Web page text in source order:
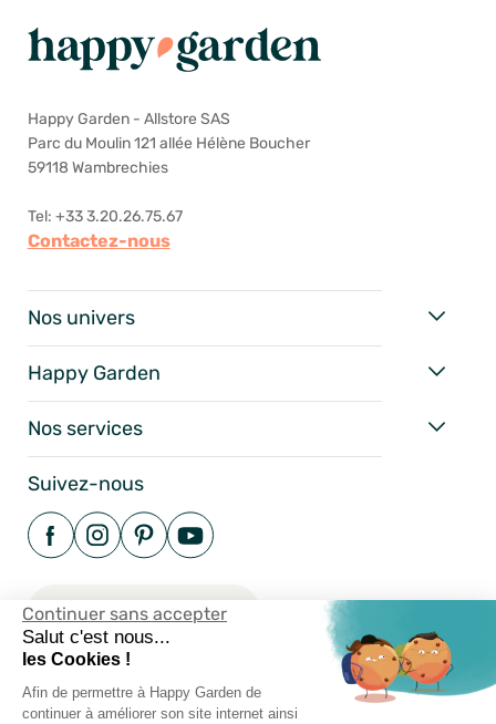
Continuer sans accepter
Salut c'est nous...
les Cookies !
Afin de permettre à Happy Garden de
continuer à améliorer son site internet ainsi
Happy Garden - Allstore SAS
Parc du Moulin 121 allée Hélène Boucher
59118 Wambrechies
Tel: +33 3.20.26.75.67
Contactez-nous
Nos univers
Happy Garden
Nos services
Suivez-nous
Mentions Légales